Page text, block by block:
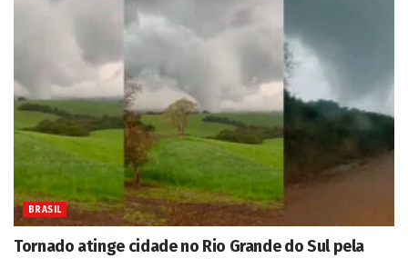
BRASIL
Tornado atinge cidade no Rio Grande do Sul pela